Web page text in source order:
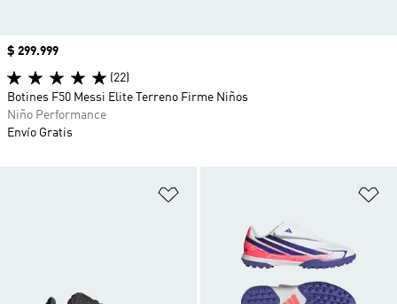
Precio
$ 299.999
(22)
Botines F50 Messi Elite Terreno Firme Niños
Niño Performance
Envío Gratis